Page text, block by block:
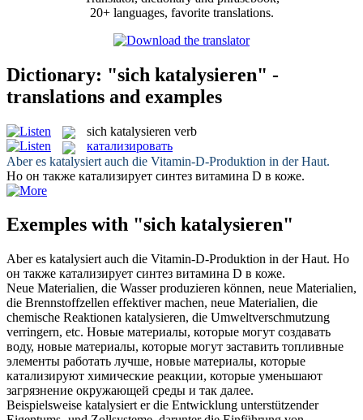
20+ languages, favorite translations.
Dictionary: "sich katalysieren" -
translations and examples
sich katalysieren verb
катализировать
Aber es katalysiert auch die Vitamin-D-Produktion in der Haut.
Но он также катализирует синтез витамина D в коже.
Exemples with "sich katalysieren"
Aber es katalysiert auch die Vitamin-D-Produktion in der Haut. Но
он также катализирует синтез витамина D в коже.
Neue Materialien, die Wasser produzieren können, neue Materialien,
die Brennstoffzellen effektiver machen, neue Materialien, die
chemische Reaktionen katalysieren, die Umweltverschmutzung
verringern, etc. Новые материалы, которые могут создавать
воду, новые материалы, которые могут заставить топливные
элементы работать лучше, новые материалы, которые
катализируют химические реакции, которые уменьшают
загрязнение окружающей среды и так далее.
Beispielsweise katalysiert er die Entwicklung unterstützender